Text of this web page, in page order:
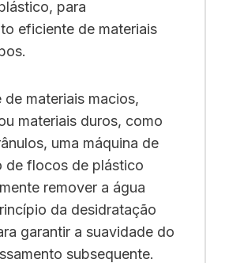
para
eficiente de materiais
de materiais macios,
materiais duros, como
uma máquina de
de flocos de plástico
remover a água
da desidratação
garantir a suavidade do
subsequente.